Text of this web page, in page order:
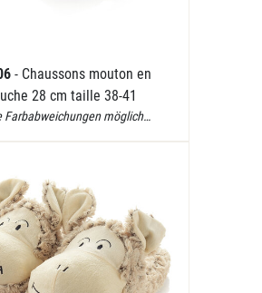
- Chaussons mouton en
28 cm taille 38-41
Farbabweichungen möglich…